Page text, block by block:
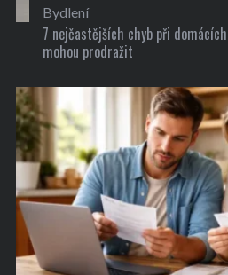
Bydlení
7 nejčastějších chyb při
mohou prodražit